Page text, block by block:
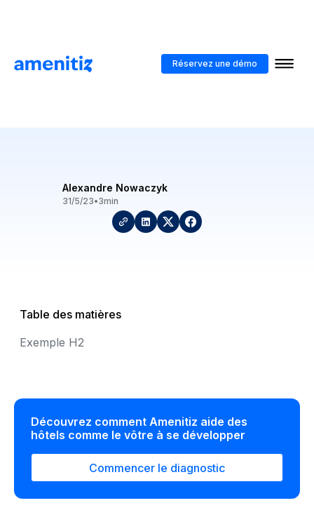
Réservez une démo
Guide Pour Booster Le Taux
Alexandre Nowaczyk
31/5/23•3min
Table des matières
Exemple H2
Découvrez comment Amenitiz aide des
hôtels comme le vôtre à se développer
Commencer le diagnostic